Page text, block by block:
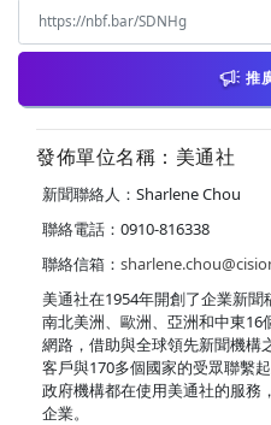
推
發佈單位名稱：美通社
新聞聯絡人：Sharlene Chou
聯絡電話：0910-816338
聯絡信箱：
美通社在1954年開創了企業新
南北美洲、歐洲、亞洲和中東16
網路，借助與全球領先新聞機構
客戶與170多個國家的受眾聯繫
政府機構都在使用美通社的服務
企業。